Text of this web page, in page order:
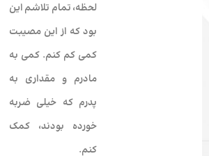
لحظه، تمام تلاشم این
بود که از این مصیبت
کمی کم کنم. کمی به
مادرم و مقداری به
پدرم که خیلی ضربه
خورده ­بودند، کمک
کنم.